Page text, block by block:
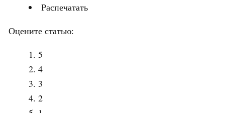
Распечатать
Оцените статью:
5
4
3
2